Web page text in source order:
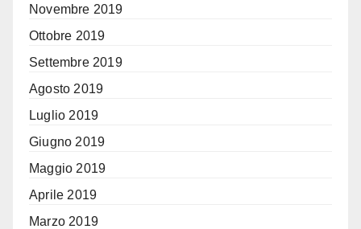
Novembre 2019
Ottobre 2019
Settembre 2019
Agosto 2019
Luglio 2019
Giugno 2019
Maggio 2019
Aprile 2019
Marzo 2019